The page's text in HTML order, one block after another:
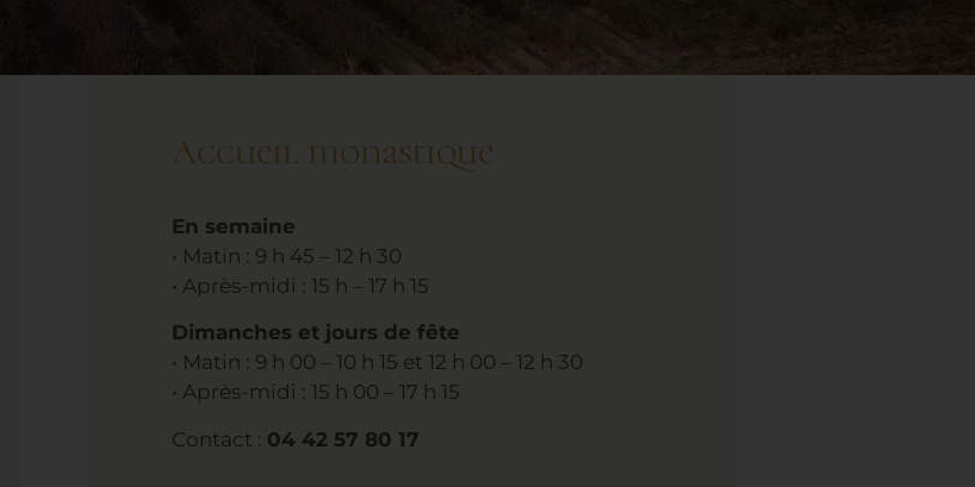
Accueil monastique
En semaine
• Matin : 9 h 45 – 12 h 30
• Après-midi : 15 h – 17 h 15
Dimanches et jours de fête
• Matin : 9 h 00 – 10 h 15 et 12 h 00 – 12 h 30
• Après-midi : 15 h 00 – 17 h 15
Contact : 04 42 57 80 17